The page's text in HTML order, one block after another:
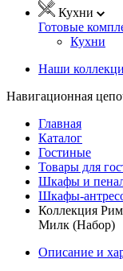
Кухни
Готовые
Кухни
Наши
Навигационная
Главная
Каталог
Гостиные
Товары для
Шкафы и
Шкафы-
Коллекция
Милк (Набор)
Описание и